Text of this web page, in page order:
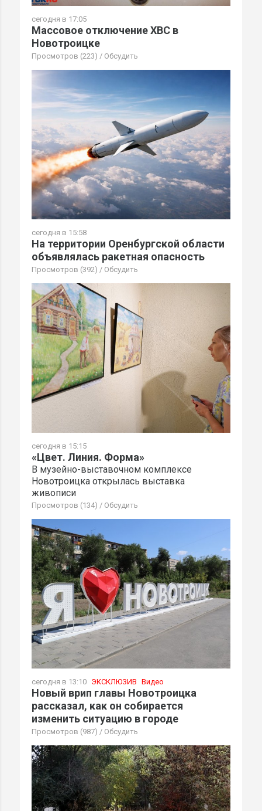
сегодня в 17:05
Массовое отключение ХВС в
Новотроицке
Просмотров (223) / Обсудить
сегодня в 15:58
На территории Оренбургской области
объявлялась ракетная опасность
Просмотров (392) / Обсудить
сегодня в 15:15
«Цвет. Линия. Форма»
В музейно-выставочном комплексе
Новотроицка открылась выставка
живописи
Просмотров (134) / Обсудить
сегодня в 13:10 ЭКСКЛЮЗИВ Видео
Новый врип главы Новотроицка
рассказал, как он собирается
изменить ситуацию в городе
Просмотров (987) / Обсудить